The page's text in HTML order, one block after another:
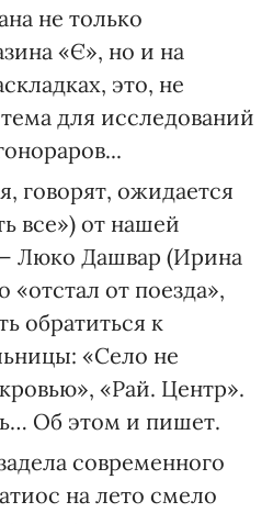
не только
«Є», но и на
это, не
для исследований
говорят, ожидается
все») от нашей
Люко Дашвар (Ирина
«отстал от поезда»,
обратиться к
«Село не
«Рай. Центр».
Об этом и пишет.
современного
на лето смело